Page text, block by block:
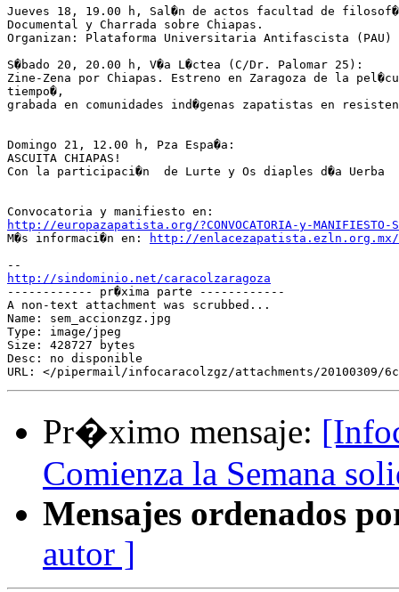
Jueves 18, 19.00 h, Sal�n de actos facultad de
Documental y Charrada sobre Chiapas.
Organizan: Plataforma Universitaria Antifascista (PAU)
S�bado 20, 20.00 h, V�a L�ctea (C/Dr. Palomar 25):
Zine-Zena por Chiapas. Estreno en Zaragoza de la
tiempo�,
grabada en comunidades ind�genas zapatistas en
Domingo 21, 12.00 h, Pza Espa�a:
ASCUITA CHIAPAS!
Con la participaci�n  de Lurte y Os diaples d�a Uerba
http://europazapatista.org/?CONVOCATORIA-y-MANIFIESTO-
M�s informaci�n en:
http://enlacezapatista.ezln.org.mx/
http://sindominio.net/caracolzaragoza
------------ pr�xima parte ------------
A non-text attachment was scrubbed...
Name: sem_accionzgz.jpg
Type: image/jpeg
Size: 428727 bytes
Desc: no disponible
Pr�ximo mensaje:
Comienza la Semana
Mensajes ordenados
autor ]